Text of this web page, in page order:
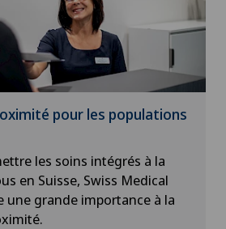
pour les populations
les soins intégrés à la
en Suisse, Swiss Medical
une grande importance à la